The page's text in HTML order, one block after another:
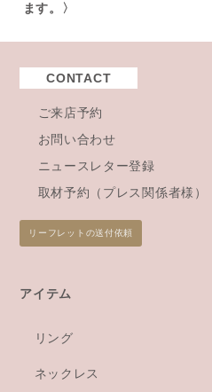
ます。〉
CONTACT
ご来店予約
お問い合わせ
ニュースレター登録
取材予約（プレス関係者様）
リーフレットの送付依頼
アイテム
リング
ネックレス